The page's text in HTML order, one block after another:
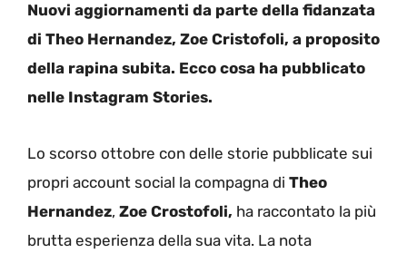
Nuovi aggiornamenti da parte della fidanzata
di Theo Hernandez, Zoe Cristofoli, a proposito
della rapina subita. Ecco cosa ha pubblicato
nelle Instagram Stories.
Lo scorso ottobre con delle storie pubblicate sui
propri account social la compagna di Theo
Hernandez, Zoe Crostofoli, ha raccontato la più
brutta esperienza della sua vita. La nota